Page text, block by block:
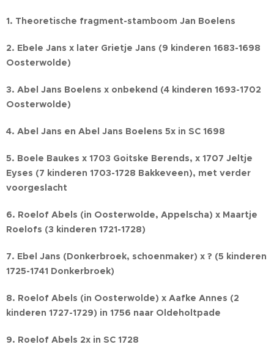
1. Theoretische fragment-stamboom Jan Boelens
2. Ebele Jans x later Grietje Jans (9 kinderen 1683-1698
Oosterwolde)
3. Abel Jans Boelens x onbekend (4 kinderen 1693-1702
Oosterwolde)
4. Abel Jans en Abel Jans Boelens 5x in SC 1698
5. Boele Baukes x 1703 Goitske Berends, x 1707 Jeltje
Eyses (7 kinderen 1703-1728 Bakkeveen), met verder
voorgeslacht
6. Roelof Abels (in Oosterwolde, Appelscha) x Maartje
Roelofs (3 kinderen 1721-1728)
7. Ebel Jans (Donkerbroek, schoenmaker) x ? (5 kinderen
1725-1741 Donkerbroek)
8. Roelof Abels (in Oosterwolde) x Aafke Annes (2
kinderen 1727-1729) in 1756 naar Oldeholtpade
9. Roelof Abels 2x in SC 1728